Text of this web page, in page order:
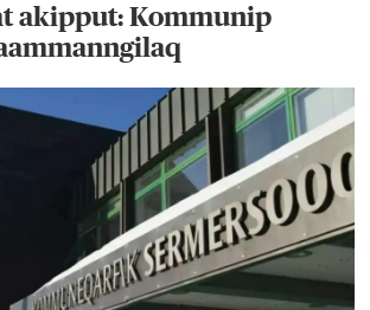
akipput: Kommunip